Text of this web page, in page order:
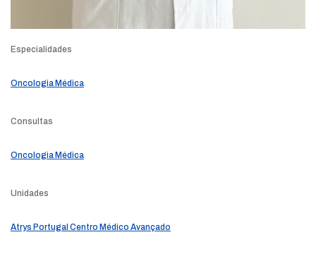
Especialidades
Oncologia Médica
Consultas
Oncologia Médica
Unidades
Atrys Portugal Centro Médico Avançado